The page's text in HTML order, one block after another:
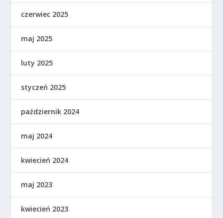
czerwiec 2025
maj 2025
luty 2025
styczeń 2025
październik 2024
maj 2024
kwiecień 2024
maj 2023
kwiecień 2023